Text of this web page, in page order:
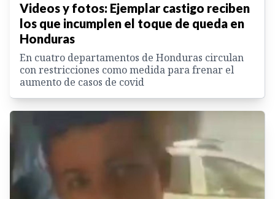
Videos y fotos: Ejemplar castigo reciben
los que incumplen el toque de queda en
Honduras
En cuatro departamentos de Honduras circulan
con restricciones como medida para frenar el
aumento de casos de covid